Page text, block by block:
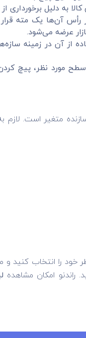
آن‌ها یک مته
از آن در زمینه
مورد نظر، پیچ
سازنده متغیر است.
خود را انتخاب کنید
راندنو امکان مشاهده